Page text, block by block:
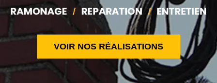
VOIR NOS RÉALISATIONS